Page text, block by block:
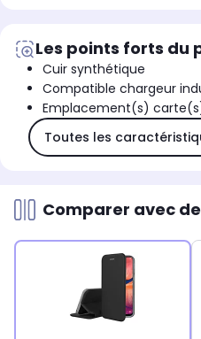
Les points forts du
Cuir synthétique
Compatible chargeur
Emplacement(s)
Toutes les
Comparer avec